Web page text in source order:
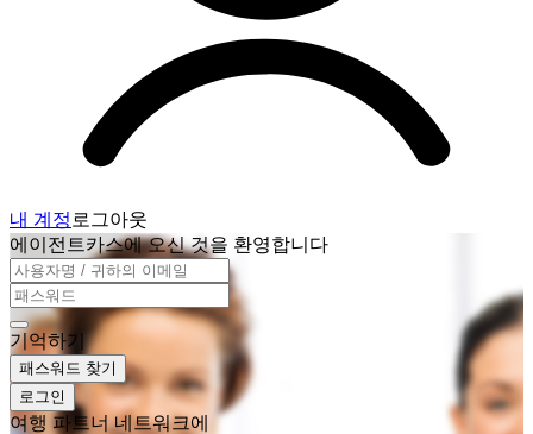
내 계정 로그아웃
에이전트카스에 오신 것을 환영합니다
기억하기
패스워드 찾기
로그인
여행 파트너 네트워크에